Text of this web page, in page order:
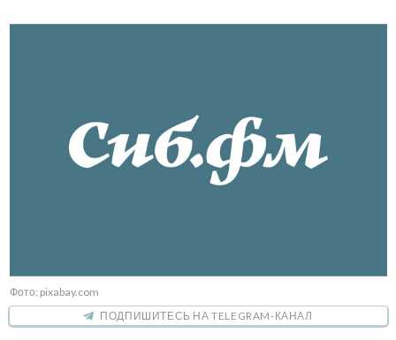
Фото: pixabay.com
ПОДПИШИТЕСЬ НА TELEGRAM-КАНАЛ